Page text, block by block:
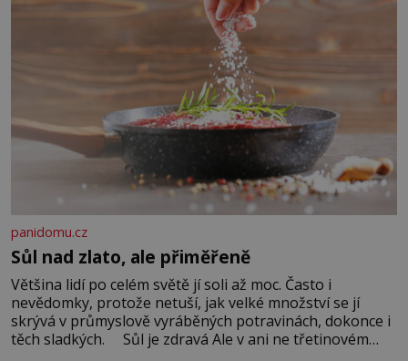
panidomu.cz
Sůl nad zlato, ale přiměřeně
Většina lidí po celém světě jí soli až moc. Často i
nevědomky, protože netuší, jak velké množství se jí
skrývá v průmyslově vyráběných potravinách, dokonce i
těch sladkých. Sůl je zdravá Ale v ani ne třetinovém